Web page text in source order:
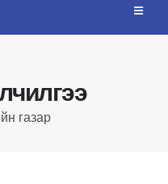
газар